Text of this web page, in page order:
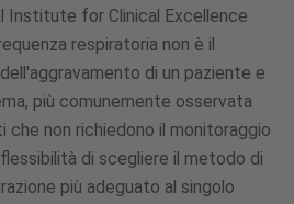
Institute for Clinical Excellence
respiratoria non è il
di un paziente e
più comunemente osservata
che non richiedono il monitoraggio
di scegliere il metodo di
più adeguato al singolo